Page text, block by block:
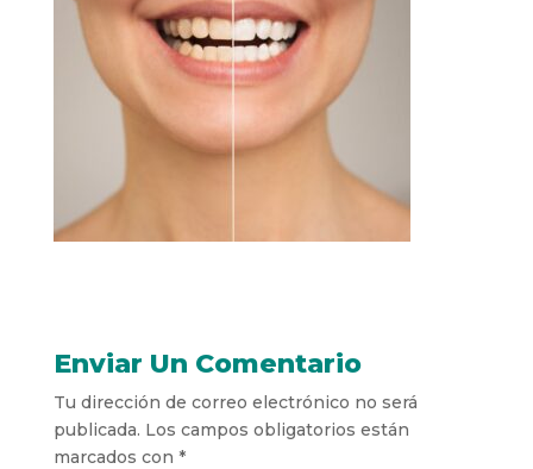
Enviar Un Comentario
Tu dirección de correo electrónico no será
publicada. Los campos obligatorios están
marcados con *